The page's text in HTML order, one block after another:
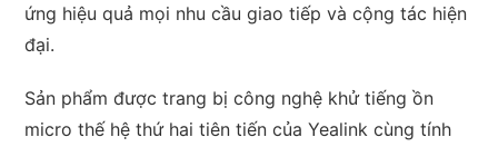
ứng hiệu quả mọi nhu cầu giao tiếp và cộng tác hiện
đại.
Sản phẩm được trang bị công nghệ khử tiếng ồn
micro thế hệ thứ hai tiên tiến của Yealink cùng tính